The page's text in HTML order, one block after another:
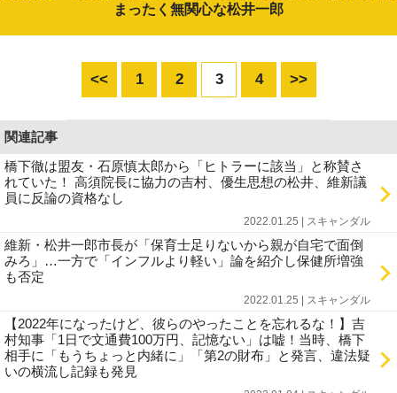
まったく無関心な松井一郎
<< 1 2 3 4 >>
関連記事
橋下徹は盟友・石原慎太郎から「ヒトラーに該当」と称賛さ
れていた！ 高須院長に協力の吉村、優生思想の松井、維新議
員に反論の資格なし
2022.01.25 | スキャンダル
維新・松井一郎市長が「保育士足りないから親が自宅で面倒
みろ」…一方で「インフルより軽い」論を紹介し保健所増強
も否定
2022.01.25 | スキャンダル
【2022年になったけど、彼らのやったことを忘れるな！】吉
村知事「1日で文通費100万円、記憶ない」は嘘！当時、橋下
相手に「もうちょっと内緒に」「第2の財布」と発言、違法疑
いの横流し記録も発見